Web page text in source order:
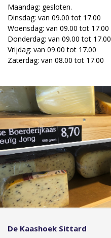
Maandag: gesloten.
Dinsdag: van 09.00 tot 17.00
Woensdag: van 09.00 tot 17.00
Donderdag: van 09.00 tot 17.00
Vrijdag: van 09.00 tot 17.00
Zaterdag: van 08.00 tot 17.00
De Kaashoek Sittard